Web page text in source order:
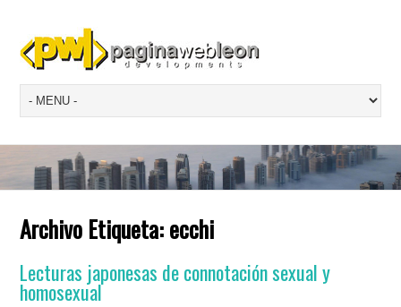
Archivo Etiqueta:ecchi
Lecturas japonesas de connotación sexual y
homosexual